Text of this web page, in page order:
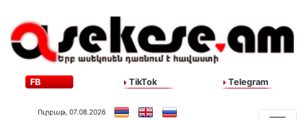
FB TikTok Telegram
Ուրբաթ, 07.08.2026